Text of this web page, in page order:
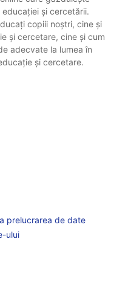
și cercetării.
copiii noștri, cine și
și cercetare, cine și cum
adecvate la lumea în
și cercetare.
prelucrarea de date
ului